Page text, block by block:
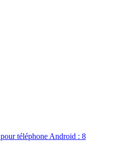
téléphone Android : 8